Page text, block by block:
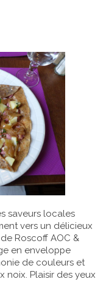
saveurs locales
vers un délicieux
Roscoff AOC &
en enveloppe
de couleurs et
Plaisir des yeux